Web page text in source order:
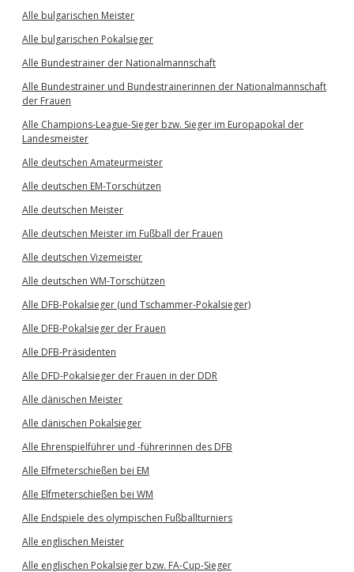
Alle bulgarischen Meister
Alle bulgarischen Pokalsieger
Alle Bundestrainer der Nationalmannschaft
Alle Bundestrainer und Bundestrainerinnen der Nationalmannschaft
der Frauen
Alle Champions-League-Sieger bzw. Sieger im Europapokal der
Landesmeister
Alle deutschen Amateurmeister
Alle deutschen EM-Torschützen
Alle deutschen Meister
Alle deutschen Meister im Fußball der Frauen
Alle deutschen Vizemeister
Alle deutschen WM-Torschützen
Alle DFB-Pokalsieger (und Tschammer-Pokalsieger)
Alle DFB-Pokalsieger der Frauen
Alle DFB-Präsidenten
Alle DFD-Pokalsieger der Frauen in der DDR
Alle dänischen Meister
Alle dänischen Pokalsieger
Alle Ehrenspielführer und -führerinnen des DFB
Alle Elfmeterschießen bei EM
Alle Elfmeterschießen bei WM
Alle Endspiele des olympischen Fußballturniers
Alle englischen Meister
Alle englischen Pokalsieger bzw. FA-Cup-Sieger